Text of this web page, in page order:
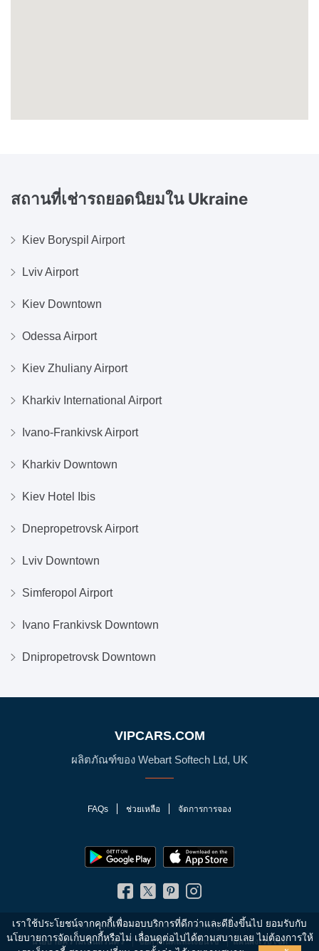
สถานที่เช่ารถยอดนิยมใน Ukraine
Kiev Boryspil Airport
Lviv Airport
Kiev Downtown
Odessa Airport
Kiev Zhuliany Airport
Kharkiv International Airport
Ivano-Frankivsk Airport
Kharkiv Downtown
Kiev Hotel Ibis
Dnepropetrovsk Airport
Lviv Downtown
Simferopol Airport
Ivano Frankivsk Downtown
Dnipropetrovsk Downtown
VIPCARS.COM
ผลิตภัณฑ์ของ Webart Softech Ltd, UK
FAQs ช่วยเหลือ จัดการการจอง
นโยบายความเป็นส่วนตัว ข้อกำหนดและเงื่อนไข แผนผังเว็บไซต์
© 2010 - 2026 VIPCars.com. สงวนสิทธิ์ทุกประการ
เราใช้ประโยชน์จากคุกกี้เพื่อมอบบริการที่ดีกว่าและดียิ่งขึ้นไป ยอมรับกับ
นโยบายการจัดเก็บคุกกี้หรือไม่ เลื่อนดูต่อไปได้ตามสบายเลย ไม่ต้องการให้